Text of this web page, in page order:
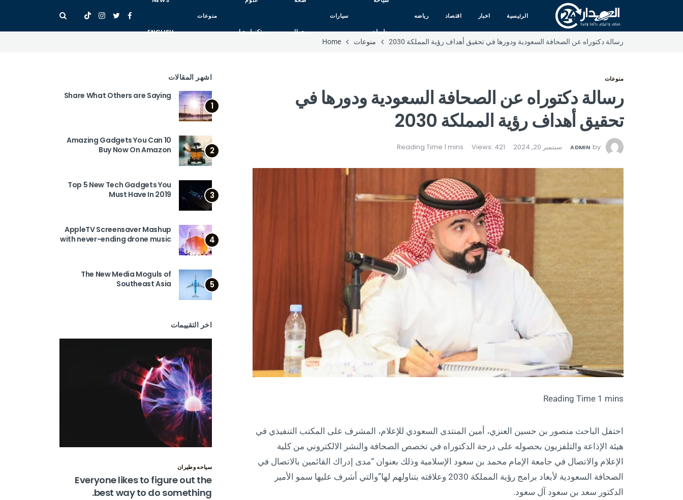
الرئيسية اخبار اقتصاد رياضه
وطيران
سيارات
وجمال وتكنولوجيا
منوعات
ENGLISH
رسالة دكتوراه عن الصحافة السعودية ودورها في تحقيق أهداف رؤية المملكة 2030
منوعات Home
منوعات
رسالة دكتوراه عن الصحافة السعودية ودورها في
تحقيق أهداف رؤية المملكة 2030
by
ADMIN سبتمبر 20, 2024 Views: 421
احتفل الباحث منصور بن حسين العنزي، أمين المنتدى السعودي للإعلام، المشرف على المكتب التنفيذي في
هيئة الإذاعة والتلفزيون بحصوله على درجة الدكتوراه في تخصص الصحافة والنشر الالكتروني من كلية
الإعلام والاتصال في جامعة الإمام محمد بن سعود الإسلامية وذلك بعنوان “مدى إدراك القائمين بالاتصال في
الصحافة السعودية لأبعاد برامج رؤية المملكة 2030 وعلاقته بتناولهم لها”والتي أشرف عليها سمو الأمير
الدكتور سعد بن سعود آل سعود.
اشهر المقالات
1
Share What Others are Saying
2
10 Amazing Gadgets You Can
Buy Now On Amazon
3
Top 5 New Tech Gadgets You
Must Have In 2019
4
AppleTV Screensaver Mashup
with never-ending drone music
5
The New Media Moguls of
Southeast Asia
اخر التقييمات
سياحه وطيران
Everyone likes to figure out the
best way to do something.